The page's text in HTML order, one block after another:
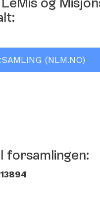
(NLM.NO)
forsamlingen: